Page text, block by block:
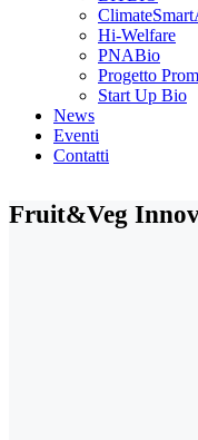
Hi-Welfare
PNABio
Progetto
Start Up Bio
News
Eventi
Contatti
Fruit&Veg